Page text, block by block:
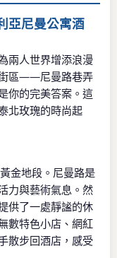
亞尼曼公寓酒
兩人世界增添浪漫
街區——尼曼路巷弄
你的完美答案。這
北玫瑰的時尚起
金地段。尼曼路是
力與藝術氣息。然
供了一處靜謐的休
數特色小店、網紅
散步回酒店，感受